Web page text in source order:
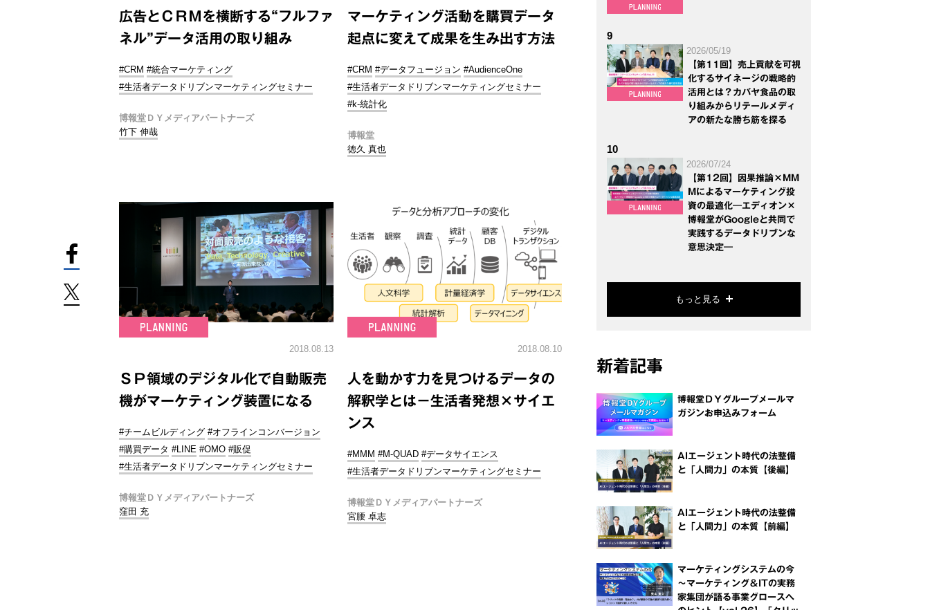
広告とＣＲＭを横断する“フルファ
ネル”データ活用の取り組み
#CRM #統合マーケティング
#生活者データドリブンマーケティングセミナー
博報堂ＤＹメディアパートナーズ
竹下 伸哉
マーケティング活動を購買データ
起点に変えて成果を生み出す方法
#CRM #データフュージョン #AudienceOne
#生活者データドリブンマーケティングセミナー
#k-統計化
博報堂
徳久 真也
2018.08.13
ＳＰ領域のデジタル化で自動販売
機がマーケティング装置になる
#チームビルディング #オフラインコンバージョン
#購買データ #LINE #OMO #販促
#生活者データドリブンマーケティングセミナー
博報堂ＤＹメディアパートナーズ
窪田 充
2018.08.10
人を動かす力を見つけるデータの
解釈学とは－生活者発想×サイエ
ンス
#MMM #M-QUAD #データサイエンス
#生活者データドリブンマーケティングセミナー
博報堂ＤＹメディアパートナーズ
宮腰 卓志
9
2026/05/19
【第11回】売上貢献を可視
化するサイネージの戦略的
活用とは？カバヤ食品の取
り組みからリテールメディ
アの新たな勝ち筋を探る
10
2026/07/24
【第12回】因果推論×MM
Mによるマーケティング投
資の最適化―エディオン×
博報堂がGoogleと共同で
実践するデータドリブンな
意思決定―
もっと見る
新着記事
博報堂ＤＹグループメールマ
ガジンお申込みフォーム
AIエージェント時代の法整備
と「人間力」の本質【後編】
AIエージェント時代の法整備
と「人間力」の本質【前編】
マーケティングシステムの今
～マーケティング＆ITの実務
家集団が語る事業グロースへ